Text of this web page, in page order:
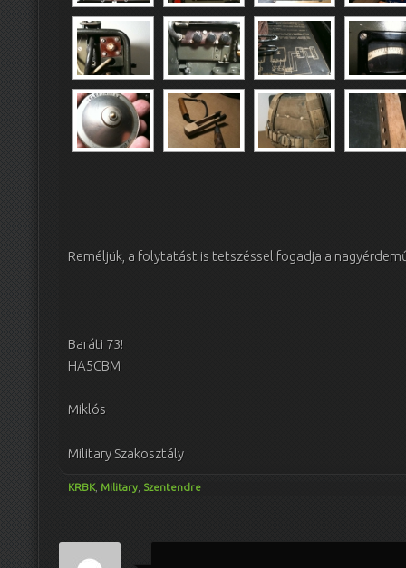
Reméljük, a folytatást is tetszéssel fogadja a
Baráti 73!
HA5CBM
Miklós
Military Szakosztály
KRBK, Military Szentendre